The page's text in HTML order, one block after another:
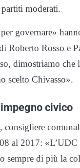
moderati.
governare»
Roberto Rosso e
dimostriamo
scelto Chivasso».
civico
consigliere
al 2017: «L’UDC
sempre di più la